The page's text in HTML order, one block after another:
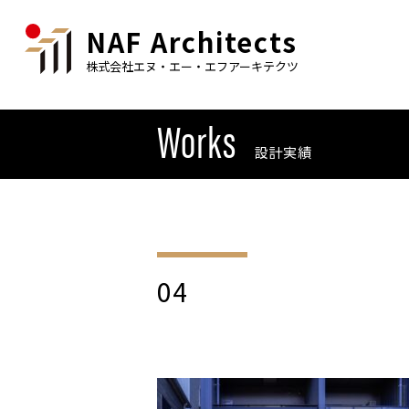
NAF Architects
株式会社エヌ・エー・エフアーキテクツ
Works 設計実績
04